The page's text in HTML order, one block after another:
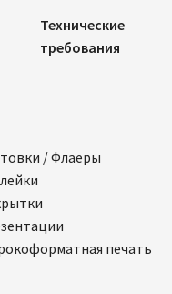
Технические
требования
/ Флаеры
печать